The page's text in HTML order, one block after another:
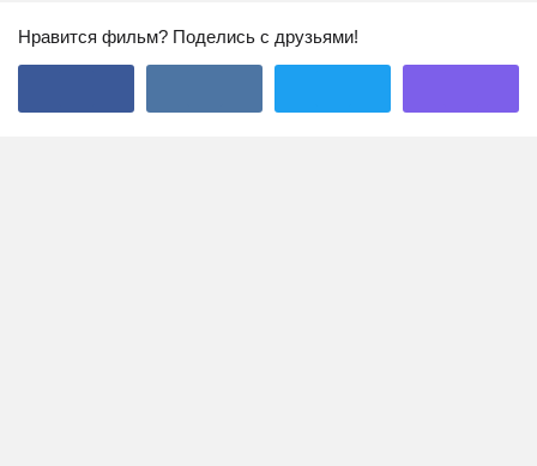
Нравится фильм? Поделись с друзьями!